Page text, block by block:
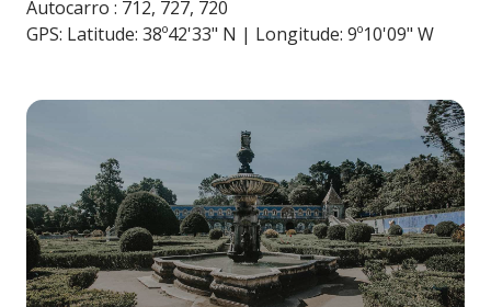
Autocarro : 712, 727, 720
GPS: Latitude: 38º42'33" N | Longitude: 9º10'09" W